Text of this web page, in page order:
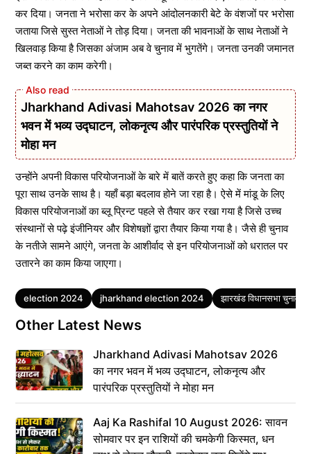
कर दिया। जनता ने भरोसा कर के अपने आंदोलनकारी बेटे के वंशजों पर भरोसा
जताया जिसे सुस्त नेताओं ने तोड़ दिया। जनता की भावनाओं के साथ नेताओं ने
खिलवाड़ किया है जिसका अंजाम अब वे चुनाव में भुगतेंगे। जनता उनकी जमानत
जब्त करने का काम करेगी।
Jharkhand Adivasi Mahotsav 2026 का नगर
भवन में भव्य उद्घाटन, लोकनृत्य और पारंपरिक प्रस्तुतियों ने
मोहा मन
उन्होंने अपनी विकास परियोजनाओं के बारे में बातें करते हुए कहा कि जनता का
पूरा साथ उनके साथ है। यहाँ बड़ा बदलाव होने जा रहा है। ऐसे में मांडू के लिए
विकास परियोजनाओं का ब्लू प्रिन्ट पहले से तैयार कर रखा गया है जिसे उच्च
संस्थानों से पढ़े इंजीनियर और विशेषज्ञों द्वारा तैयार किया गया है। जैसे ही चुनाव
के नतीजे सामने आएंगे, जनता के आशीर्वाद से इन परियोजनाओं को धरातल पर
उतारने का काम किया जाएगा।
Tags
election 2024 jharkhand election 2024 झारखंड विधानसभा चुनाव
Other Latest News
Jharkhand Adivasi Mahotsav 2026
का नगर भवन में भव्य उद्घाटन, लोकनृत्य और
पारंपरिक प्रस्तुतियों ने मोहा मन
Aaj Ka Rashifal 10 August 2026: सावन
सोमवार पर इन राशियों की चमकेगी किस्मत, धन